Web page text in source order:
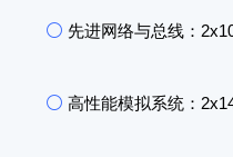
⚪ 先进网络与总线：
⚪ 高性能模拟系统：